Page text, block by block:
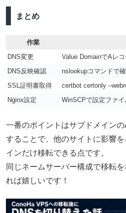
まとめ
作業
DNS変更
Value DomainでAレ
DNS反映確認
nslookupコマンドで
SSL証明書取得
certbot certonly
Nginx設定
WinSCPで設定ファ
一番のポイントはサブドメイン
することで、他のサイトに影響
インだけ移転できる点です。
同じネームサーバー構成で移転
れば嬉しいです！